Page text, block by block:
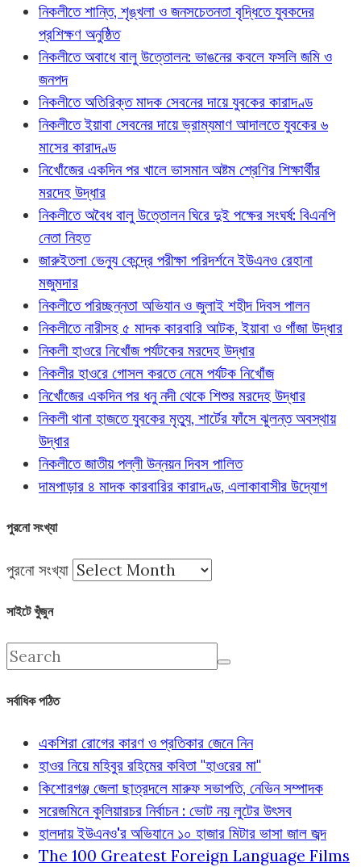
নিকলীতে শান্তি, শৃঙ্খলা ও জনসচেতনতা বৃদ্ধিতে যুবকদের
প্রশিক্ষণ অনুষ্ঠিত
নিকলীতে অবাধে বালু উত্তোলন: ভাঙনের কবলে ফসলি জমি ও
জনপদ
নিকলীতে অতিরিক্ত মাদক সেবনের দায়ে যুবকের কারাদণ্ড
নিকলীতে ইয়াবা সেবনের দায়ে ভ্রাম্যমাণ আদালতে যুবকের ৬
মাসের কারাদণ্ড
নিখোঁজের একদিন পর খালে ভাসমান অষ্টম শ্রেণির শিক্ষার্থীর
মরদেহ উদ্ধার
নিকলীতে অবৈধ বালু উত্তোলন ঘিরে দুই পক্ষের সংঘর্ষ: বিএনপি
নেতা নিহত
জারুইতলা ভেন্যু কেন্দ্রে পরীক্ষা পরিদর্শনে ইউএনও রেহানা
মজুমদার
নিকলীতে পরিচ্ছন্নতা অভিযান ও জুলাই শহীদ দিবস পালন
নিকলীতে নারীসহ ৫ মাদক কারবারি আটক, ইয়াবা ও গাঁজা উদ্ধার
নিকলী হাওরে নিখোঁজ পর্যটকের মরদেহ উদ্ধার
নিকলীর হাওরে গোসল করতে নেমে পর্যটক নিখোঁজ
নিখোঁজের একদিন পর ধনু নদী থেকে শিশুর মরদেহ উদ্ধার
নিকলী থানা হাজতে যুবকের মৃত্যু, শার্টের ফাঁসে ঝুলন্ত অবস্থায়
উদ্ধার
নিকলীতে জাতীয় পল্লী উন্নয়ন দিবস পালিত
দামপাড়ার ৪ মাদক কারবারির কারাদণ্ড, এলাকাবাসীর উদ্যোগ
পুরনো সংখ্যা
পুরনো সংখ্যা
সাইটে খুঁজুন
সর্বাধিক পঠিত
একশিরা রোগের কারণ ও প্রতিকার জেনে নিন
হাওর নিয়ে মহিবুর রহিমের কবিতা "হাওরের মা"
কিশোরগঞ্জ জেলা ছাত্রদলে মারুফ সভাপতি, নেভিন সম্পাদক
সরেজমিনে কুলিয়ারচর নির্বাচন : ভোট নয় লুটের উৎসব
হালদায় ইউএনও'র অভিযানে ১০ হাজার মিটার ভাসা জাল জব্দ
The 100 Greatest Foreign Language Films